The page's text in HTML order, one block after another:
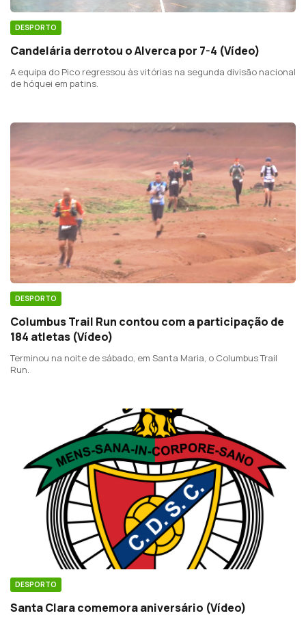
DESPORTO
Candelária derrotou o Alverca por 7-4 (Vídeo)
A equipa do Pico regressou às vitórias na segunda divisão nacional
de hóquei em patins.
DESPORTO
Columbus Trail Run contou com a participação de
184 atletas (Vídeo)
Terminou na noite de sábado, em Santa Maria, o Columbus Trail
Run.
DESPORTO
Santa Clara comemora aniversário (Vídeo)